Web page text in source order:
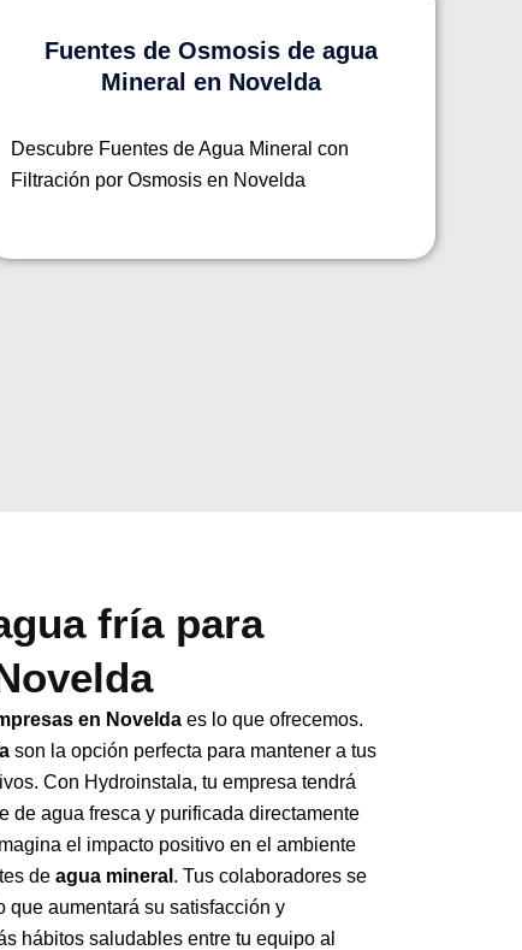
Fuentes de Osmosis de agua
Mineral en Novelda
Descubre Fuentes de Agua Mineral con
Filtración por Osmosis en Novelda
fría para
en Novelda es lo que ofrecemos.
son la opción perfecta para mantener a tus
Con Hydroinstala, tu empresa tendrá
de agua fresca y purificada directamente
el impacto positivo en el ambiente
de agua mineral . Tus colaboradores se
que aumentará su satisfacción y
hábitos saludables entre tu equipo al